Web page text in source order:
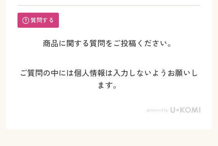
質問する
商品に関する質問をご投稿ください。
ご質問の中には個人情報は入力しないようお願いし
ます。